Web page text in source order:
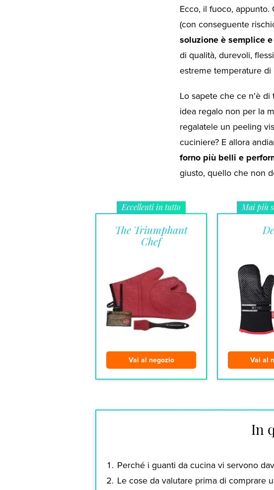
In
Perché i guanti da cucina vi servono
Le cose da valutare prima di comprare
Ecco, il fuoco,
(con conseguente
soluzione è semplice
di qualità, durevoli,
estreme temperature di
Lo sapete che ce n'è
idea regalo non per la
regalatele un peeling
cuciniere? E allora
forno più belli e
giusto, quello che non
Eccellenti in tutto
The Triumphant
Chef
Vai al negozio
Mai più
Vai al